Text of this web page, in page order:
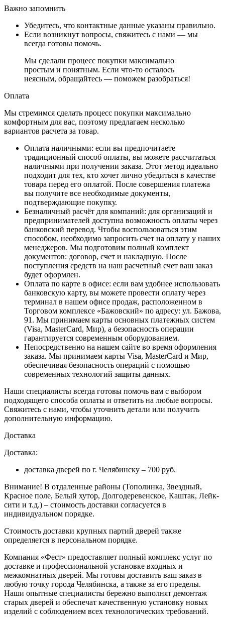
Важно запомнить
Убедитесь, что контактные данные указаны правильно.
Если возникнут вопросы, свяжитесь с нами — мы
всегда готовы помочь.
Мы сделали процесс покупки максимально
простым и понятным. Если что-то осталось
неясным, обращайтесь — поможем разобраться!
Оплата
Мы стремимся сделать процесс покупки максимально
комфортным для вас, поэтому предлагаем несколько
вариантов расчета за товар.
Оплата наличными: если вы предпочитаете
традиционный способ оплаты, вы можете рассчитаться
наличными при получении заказа. Этот метод идеально
подходит для тех, кто хочет лично убедиться в качестве
товара перед его оплатой. После совершения платежа
вы получите все необходимые документы,
подтверждающие покупку.
Безналичный расчёт для компаний: для организаций и
предпринимателей доступна возможность оплаты через
банковский перевод. Чтобы воспользоваться этим
способом, необходимо запросить счет на оплату у наших
менеджеров. Мы подготовим полный комплект
документов: договор, счет и накладную. После
поступления средств на наш расчетный счет ваш заказ
будет оформлен.
Оплата по карте в офисе: если вам удобнее использовать
банковскую карту, вы можете провести оплату через
терминал в нашем офисе продаж, расположенном в
Торговом комплексе «Бажовский» по адресу: ул. Бажова,
91. Мы принимаем карты основных платежных систем
(Visa, MasterCard, Мир), а безопасность операции
гарантируется современным оборудованием.
Непосредственно на нашем сайте во время оформления
заказа. Мы принимаем карты Visa, MasterCard и Мир,
обеспечивая безопасность операций с помощью
современных технологий защиты данных.
Наши специалисты всегда готовы помочь вам с выбором
подходящего способа оплаты и ответить на любые вопросы.
Свяжитесь с нами, чтобы уточнить детали или получить
дополнительную информацию.
Доставка
Доставка:
доставка дверей по г. Челябинску – 700 руб.
Внимание! В отдаленные районы (Тополинка, Звездный,
Красное поле, Белый хутор, Долгодеревенское, Каштак, Лейк-
сити и т.д.) – стоимость доставки согласуется в
индивидуальном порядке.
Стоимость доставки крупных партий дверей также
определяется в персональном порядке.
Компания «Фест» предоставляет полный комплекс услуг по
доставке и профессиональной установке входных и
межкомнатных дверей. Мы готовы доставить ваш заказ в
любую точку города Челябинска, а также за его пределы.
Наши опытные специалисты бережно выполнят демонтаж
старых дверей и обеспечат качественную установку новых
изделий с соблюдением всех технологических требований.